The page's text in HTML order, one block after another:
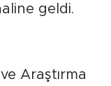
geldi.
Araştırma